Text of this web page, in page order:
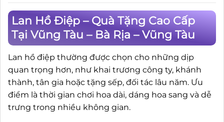
Lan Hồ Điệp – Quà Tặng Cao Cấp
Tại Vũng Tàu – Bà Rịa – Vũng Tàu
Lan hồ điệp thường được chọn cho những dịp
quan trọng hơn, như khai trương công ty, khánh
thành, tân gia hoặc tặng sếp, đối tác lâu năm. Ưu
điểm là thời gian chơi hoa dài, dáng hoa sang và dễ
trưng trong nhiều không gian.